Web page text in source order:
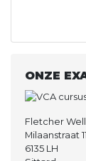
ONZE
Fletcher
Milaanstraat
6135 LH